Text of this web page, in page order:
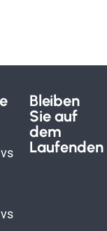
Bleiben
Sie auf
dem
Laufenden